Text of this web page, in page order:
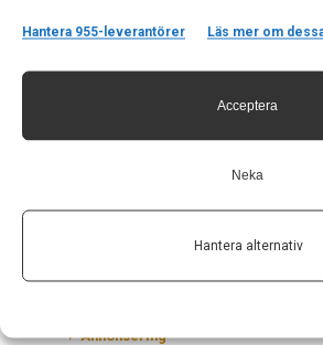
Hantera 955-leverantörer Läs mer om
Acceptera
Neka
Hantera alternativ
Kontakt
Neurologi i Sverige
113 68 Stockholm
nis@pharma-industry.se
Om Neurologi i Sverige
Annonsering